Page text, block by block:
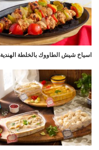
اسياخ شيش الطاووك بالخلطة الهندية